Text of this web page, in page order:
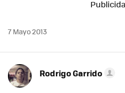
7 Mayo 2013
Rodrigo Garrido